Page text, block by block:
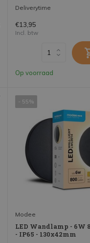
Deliverytime
€13,95
Incl. btw
Op voorraad
- 55%
Modee
LED Wandlamp - 6W
- IP65 - 130x42mm